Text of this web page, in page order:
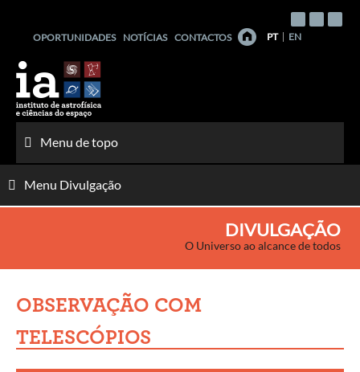
conteúdo
OPORTUNIDADES NOTÍCIAS CONTACTOS PT EN
Menu de topo
Menu Divulgação
DIVULGAÇÃO
O Universo ao alcance de todos
OBSERVAÇÃO COM
TELESCÓPIOS